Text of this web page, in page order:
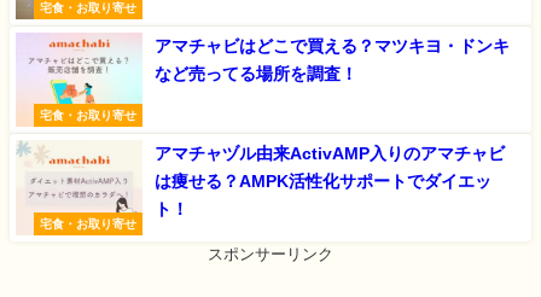
宅食・お取り寄せ
宅食・お取り寄せ
アマチャビはどこで買える？マツキヨ・ドンキ
など売ってる場所を調査！
宅食・お取り寄せ
アマチャヅル由来ActivAMP入りのアマチャビ
は痩せる？AMPK活性化サポートでダイエッ
ト！
スポンサーリンク